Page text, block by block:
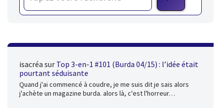
isacréa sur Top 3-en-1 #101 (Burda 04/15) : l’idée était
pourtant séduisante
Quand j'ai commencé à coudre, je me suis dit je sais alors
j'achète un magazine burda. alors là, c'est l'horreur…